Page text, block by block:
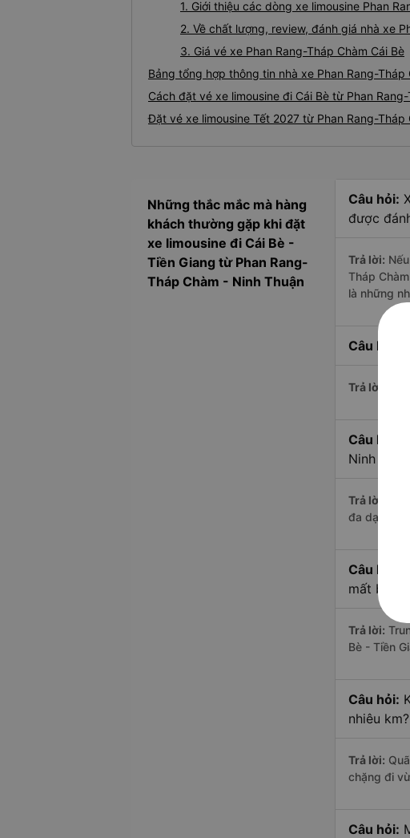
1. Giới thiệu các dòng xe limousine Phan
2. Về chất lượng, review, đánh giá nhà xe
3. Giá vé xe Phan Rang-Tháp Chàm Cái Bè
Bảng tổng hợp thông tin nhà xe Phan Rang-Tháp
Cách đặt vé xe limousine đi Cái Bè từ Phan
Đặt vé xe limousine Tết 2027 từ Phan Rang-Tháp
Những thắc mắc mà hàng
khách thường gặp khi đặt
xe limousine đi Cái Bè -
Tiền Giang từ Phan Rang-
Tháp Chàm - Ninh Thuận
Câu hỏi:
được
Trả lời:
Tháp
là những
Câu hỏi:
Trả lời:
Câu hỏi:
Ninh
Trả lời:
đa dạng
Câu hỏi:
mất bao
Trả lời:
Bè - Tiền
Câu hỏi:
nhiêu km?
Trả lời:
chặng đi
Câu hỏi: